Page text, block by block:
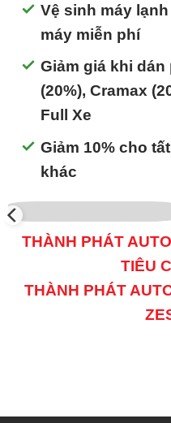
Vệ sinh máy
máy miễn phí
Giảm giá khi dán
(20%), Cramax
Full Xe
Giảm 10% cho
khác
THÀNH PHÁT
TIÊU
THÀNH PHÁT